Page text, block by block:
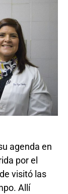
agenda en
por el
visitó las
Allí